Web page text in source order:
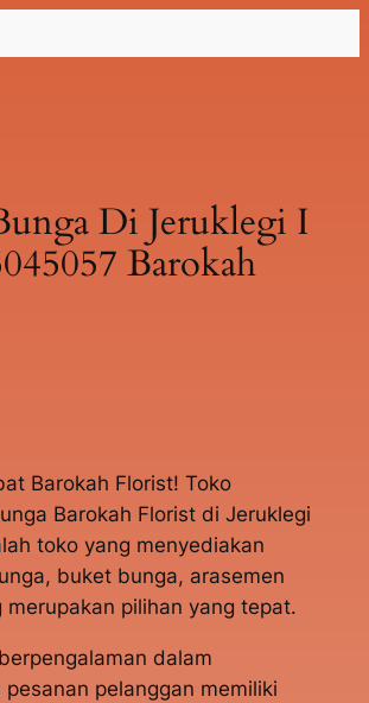
Di Jeruklegi I
Barokah
Barokah Florist! Toko
Barokah Florist di Jeruklegi
toko yang menyediakan
buket bunga, arasemen
merupakan pilihan yang tepat.
dalam
pesanan pelanggan memiliki